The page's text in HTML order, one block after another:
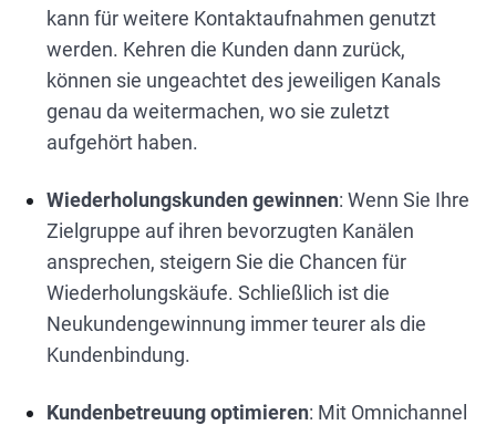
kann für weitere Kontaktaufnahmen genutzt
werden. Kehren die Kunden dann zurück,
können sie ungeachtet des jeweiligen Kanals
genau da weitermachen, wo sie zuletzt
aufgehört haben.
Wiederholungskunden gewinnen: Wenn Sie Ihre
Zielgruppe auf ihren bevorzugten Kanälen
ansprechen, steigern Sie die Chancen für
Wiederholungskäufe. Schließlich ist die
Neukundengewinnung immer teurer als die
Kundenbindung.
Kundenbetreuung optimieren: Mit Omnichannel